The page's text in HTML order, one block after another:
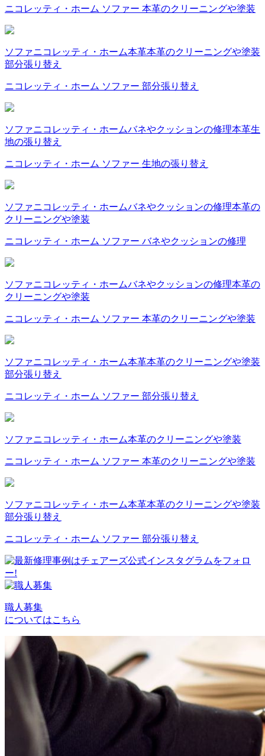
ニコレッティ・ホーム ソファー 本革のクリーニングや塗装
ソファニコレッティ・ホーム本革本革のクリーニングや塗装
部分張り替え
ニコレッティ・ホーム ソファー 部分張り替え
ソファニコレッティ・ホームバネやクッションの修理本革生
地の張り替え
ニコレッティ・ホーム ソファー 生地の張り替え
ソファニコレッティ・ホームバネやクッションの修理本革の
クリーニングや塗装
ニコレッティ・ホーム ソファー バネやクッションの修理
ソファニコレッティ・ホームバネやクッションの修理本革の
クリーニングや塗装
ニコレッティ・ホーム ソファー 本革のクリーニングや塗装
ソファニコレッティ・ホーム本革本革のクリーニングや塗装
部分張り替え
ニコレッティ・ホーム ソファー 部分張り替え
ソファニコレッティ・ホーム本革のクリーニングや塗装
ニコレッティ・ホーム ソファー 本革のクリーニングや塗装
ソファニコレッティ・ホーム本革本革のクリーニングや塗装
部分張り替え
ニコレッティ・ホーム ソファー 部分張り替え
職人募集
についてはこちら